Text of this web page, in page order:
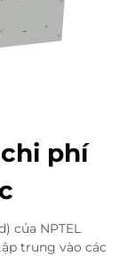
phí
của NPTEL
trung vào các